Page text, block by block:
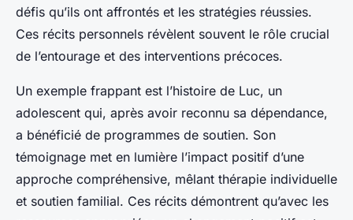
défis qu’ils ont affrontés et les stratégies réussies.
Ces récits personnels révèlent souvent le rôle crucial
de l’entourage et des interventions précoces.
Un exemple frappant est l’histoire de Luc, un
adolescent qui, après avoir reconnu sa dépendance,
a bénéficié de programmes de soutien. Son
témoignage met en lumière l’impact positif d’une
approche compréhensive, mêlant thérapie individuelle
et soutien familial. Ces récits démontrent qu’avec les